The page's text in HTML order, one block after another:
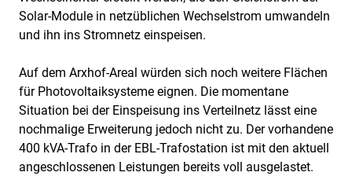
Solar-Module in netzüblichen Wechselstrom umwandeln
und ihn ins Stromnetz einspeisen.
Auf dem Arxhof-Areal würden sich noch weitere Flächen
für Photovoltaiksysteme eignen. Die momentane
Situation bei der Einspeisung ins Verteilnetz lässt eine
nochmalige Erweiterung jedoch nicht zu. Der vorhandene
400 kVA-Trafo in der EBL-Trafostation ist mit den aktuell
angeschlossenen Leistungen bereits voll ausgelastet.